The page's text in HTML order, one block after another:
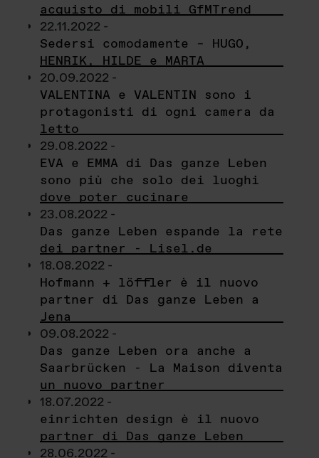
acquisto di mobili GfMTrend
22.11.2022 -
Sedersi comodamente – HUGO,
HENRIK, HILDE e MARTA
20.09.2022 -
VALENTINA e VALENTIN sono i
protagonisti di ogni camera da
letto
29.08.2022 -
EVA e EMMA di Das ganze Leben
sono più che solo dei luoghi
dove poter cucinare
23.08.2022 -
Das ganze Leben espande la rete
dei partner - Lisel.de
18.08.2022 -
Hofmann + löffler è il nuovo
partner di Das ganze Leben a
Jena
09.08.2022 -
Das ganze Leben ora anche a
Saarbrücken - La Maison diventa
un nuovo partner
18.07.2022 -
einrichten design è il nuovo
partner di Das ganze Leben
28.06.2022 -